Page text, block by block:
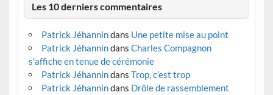
Les 10 derniers commentaires
Patrick Jéhannindans Une petite mise au point
Patrick Jéhannindans Charles Compagnon
s’affiche en tenue de cérémonie
Patrick Jéhannindans Trop, c’est trop
Patrick Jéhannindans Drôle de rassemblement